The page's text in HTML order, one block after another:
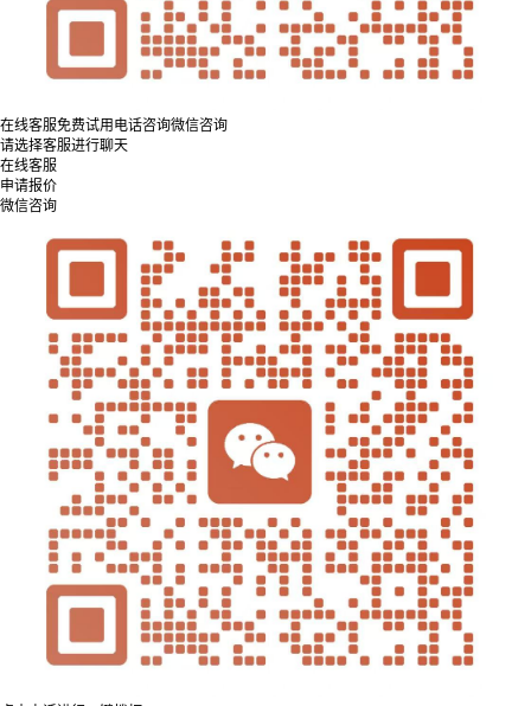
在线客服免费试用 电话咨询微信咨询
请选择客服进行聊天
在线客服
申请报价
微信咨询